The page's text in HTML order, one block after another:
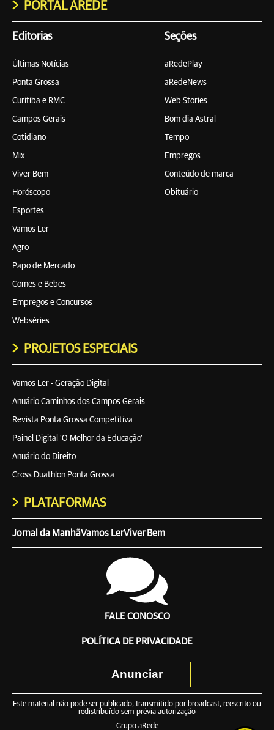
PORTAL AREDE
Editorias
Últimas Notícias
Ponta Grossa
Curitiba e RMC
Campos Gerais
Cotidiano
Mix
Viver Bem
Horóscopo
Esportes
Vamos Ler
Agro
Papo de Mercado
Comes e Bebes
Empregos e Concursos
Webséries
Seções
aRedePlay
aRedeNews
Web Stories
Bom dia Astral
Tempo
Empregos
Conteúdo de marca
Obituário
PROJETOS ESPECIAIS
Vamos Ler - Geração Digital
Anuário Caminhos dos Campos Gerais
Revista Ponta Grossa Competitiva
Painel Digital 'O Melhor da Educação'
Anuário do Direito
Cross Duathlon Ponta Grossa
PLATAFORMAS
Jornal da ManhãVamos LerViver Bem
FALE CONOSCO
POLÍTICA DE PRIVACIDADE
Anunciar
Este material não pode ser publicado, transmitido por broadcast, reescrito ou
redistribuído sem prévia autorização
Grupo aRede